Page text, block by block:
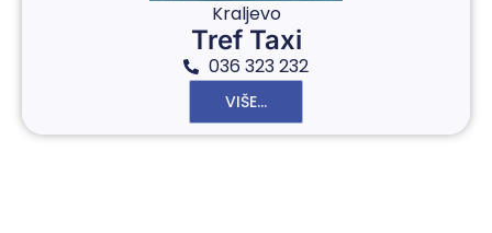
Kraljevo
Tref Taxi
036 323 232
VIŠE...